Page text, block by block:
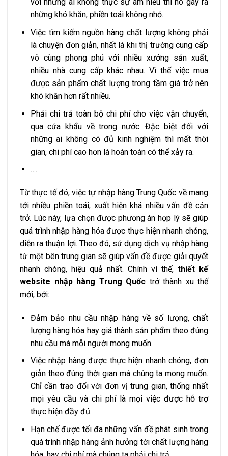
với những ai không thực sự am hiểu thì nó gây ra
những khó khăn, phiền toái không nhỏ.
Việc tìm kiếm nguồn hàng chất lượng không phải
là chuyện đơn giản, nhất là khi thị trường cung cấp
vô cùng phong phú với nhiều xưởng sản xuất,
nhiều nhà cung cấp khác nhau. Vì thế việc mua
được sản phẩm chất lượng trong tầm giá trở nên
khó khăn hơn rất nhiều.
Phải chi trả toàn bộ chi phí cho việc vận chuyển,
qua cửa khẩu về trong nước. Đặc biệt đối với
những ai không có đủ kinh nghiệm thì mất thời
gian, chi phí cao hơn là hoàn toàn có thể xảy ra.
….
Từ thực tế đó, việc tự nhập hàng Trung Quốc về mang
tới nhiều phiền toái, xuất hiện khá nhiều vấn đề cản
trở. Lúc này, lựa chọn được phương án hợp lý sẽ giúp
quá trình nhập hàng hóa được thực hiện nhanh chóng,
diễn ra thuận lợi. Theo đó, sử dụng dịch vụ nhập hàng
từ một bên trung gian sẽ giúp vấn đề được giải quyết
nhanh chóng, hiệu quả nhất. Chính vì thế, thiết kế
website nhập hàng Trung Quốc trở thành xu thế
mới, bởi:
Đảm bảo nhu cầu nhập hàng về số lượng, chất
lượng hàng hóa hay giá thành sản phẩm theo đúng
nhu cầu mà mỗi người mong muốn.
Việc nhập hàng được thực hiện nhanh chóng, đơn
giản theo đúng thời gian mà chúng ta mong muốn.
Chỉ cần trao đổi với đơn vị trung gian, thống nhất
mọi yêu cầu và chi phí là mọi việc được hỗ trợ
thực hiện đầy đủ.
Hạn chế được tối đa những vấn đề phát sinh trong
quá trình nhập hàng ảnh hưởng tới chất lượng hàng